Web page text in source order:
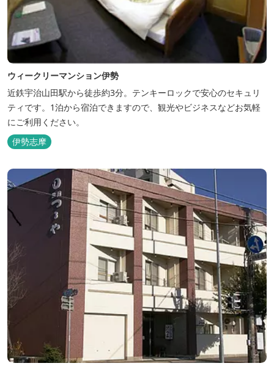
ウィークリーマンション伊勢
近鉄宇治山田駅から徒歩約3分。テンキーロックで安心のセキュリ
ティです。1泊から宿泊できますので、観光やビジネスなどお気軽
にご利用ください。
伊勢志摩